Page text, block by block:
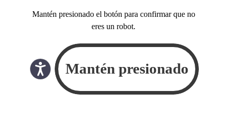
Mantén presionado el botón para confirmar que no
eres un robot.